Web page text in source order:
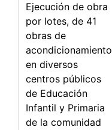
Ejecución de obra
por lotes, de 41
obras de
acondicionamiento
en diversos
centros públicos
de Educación
Infantil y Primaria
de la comunidad